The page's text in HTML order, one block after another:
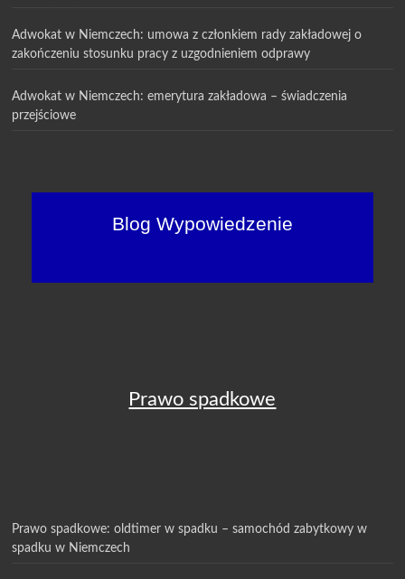
Adwokat w Niemczech: umowa z członkiem rady zakładowej o
zakończeniu stosunku pracy z uzgodnieniem odprawy
Adwokat w Niemczech: emerytura zakładowa – świadczenia
przejściowe
Blog Wypowiedzenie
Prawo spadkowe
Prawo spadkowe: oldtimer w spadku – samochód zabytkowy w
spadku w Niemczech